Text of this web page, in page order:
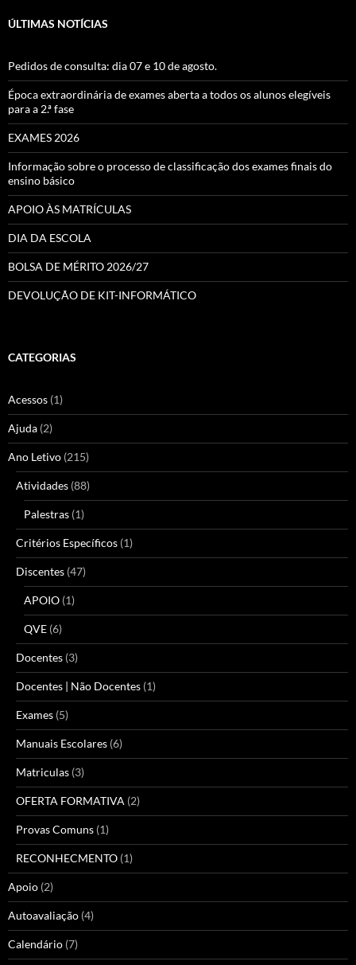
ÚLTIMAS NOTÍCIAS
Pedidos de consulta: dia 07 e 10 de agosto.
Época extraordinária de exames aberta a todos os alunos elegíveis
para a 2.ª fase
EXAMES 2026
Informação sobre o processo de classificação dos exames finais do
ensino básico
APOIO ÀS MATRÍCULAS
DIA DA ESCOLA
BOLSA DE MÉRITO 2026/27
DEVOLUÇÃO DE KIT-INFORMÁTICO
CATEGORIAS
Acessos (1)
Ajuda (2)
Ano Letivo (215)
Atividades (88)
Palestras (1)
Critérios Específicos (1)
Discentes (47)
APOIO (1)
QVE (6)
Docentes (3)
Docentes | Não Docentes (1)
Exames (5)
Manuais Escolares (6)
Matriculas (3)
OFERTA FORMATIVA (2)
Provas Comuns (1)
RECONHECMENTO (1)
Apoio (2)
Autoavaliação (4)
Calendário (7)